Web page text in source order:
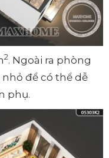
2. Ngoài ra phòng
để có thể dễ
phụ.